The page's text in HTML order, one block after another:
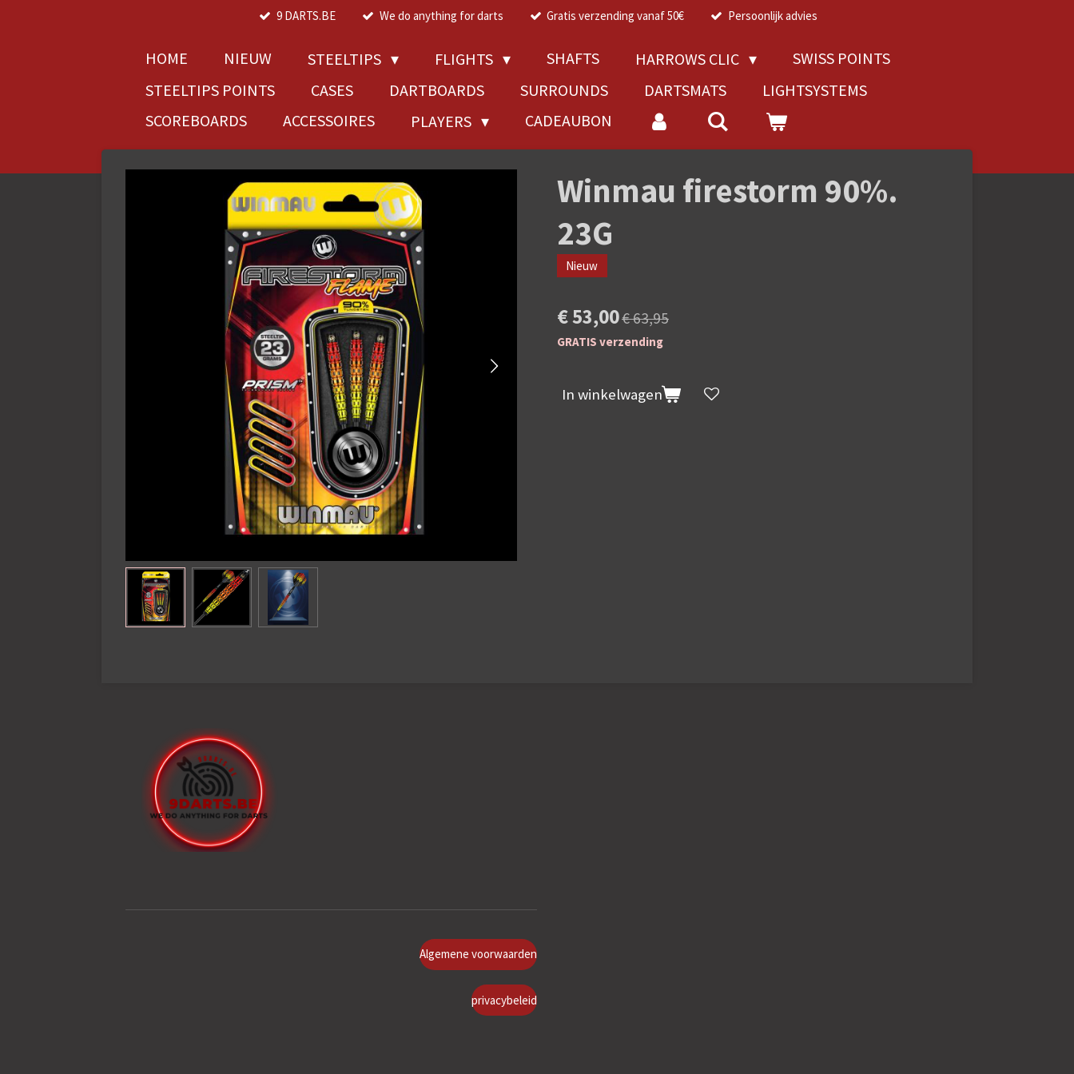
9 DARTS.BE We do anything for darts Gratis verzending vanaf 50€ Persoonlijk advies
HOME NIEUW STEELTIPS FLIGHTS SHAFTS HARROWS CLIC
SWISS POINTS
STEELTIPS POINTS
CASES DARTBOARDS SURROUNDS DARTSMATS
LIGHTSYSTEMS
SCOREBOARDS
ACCESSOIRES PLAYERS CADEAUBON
Winmau firestorm 90%.
23G
Nieuw
€ 53,00€ 63,95
GRATIS verzending
In winkelwagen
Algemene voorwaarden
privacybeleid